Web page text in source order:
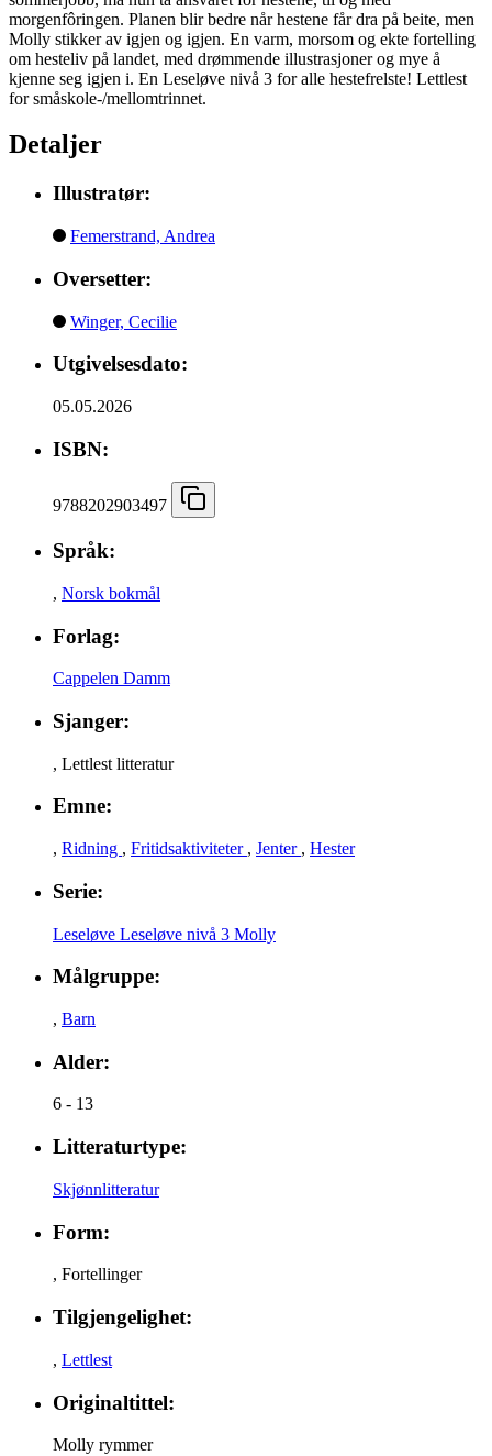
morgenfôringen. Planen blir bedre når hestene får dra på beite, men
Molly stikker av igjen og igjen. En varm, morsom og ekte fortelling
om hesteliv på landet, med drømmende illustrasjoner og mye å
kjenne seg igjen i. En Leseløve nivå 3 for alle hestefrelste! Lettlest
for småskole-/mellomtrinnet.
Detaljer
Illustratør:
Femerstrand, Andrea
Oversetter:
Winger, Cecilie
Utgivelsesdato:
05.05.2026
ISBN:
9788202903497
Språk:
, Norsk bokmål
Forlag:
Cappelen Damm
Sjanger:
, Lettlest litteratur
Emne:
, Ridning , Fritidsaktiviteter , Jenter , Hester
Serie:
Leseløve Leseløve nivå 3 Molly
Målgruppe:
, Barn
Alder:
6 - 13
Litteraturtype:
Skjønnlitteratur
Form:
, Fortellinger
Tilgjengelighet:
, Lettlest
Originaltittel:
Molly rymmer